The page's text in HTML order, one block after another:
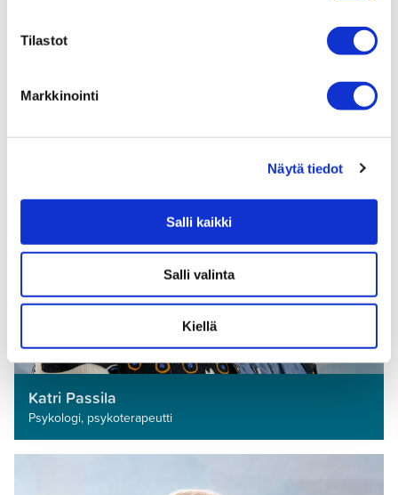
Tilastot
Markkinointi
Näytä tiedot
Salli kaikki
Salli valinta
Kiellä
Katri Passila
Psykologi, psykoterapeutti­